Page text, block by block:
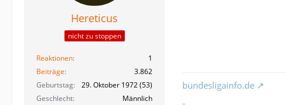
Hereticus
nicht zu stoppen
Reaktionen
1
Beiträge
3.862
Geburtstag
29. Oktober 1972 (53)
Geschlecht
Männlich
bundesligainfo.de